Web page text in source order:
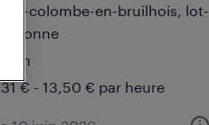
colombe-en-bruilhois, lot-
€ - 13,50 € par heure